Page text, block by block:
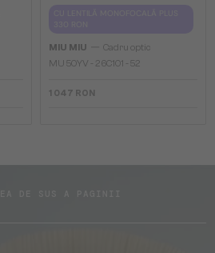
MIU MIU
Cadru optic
MU 50YV - 26C1O1 - 52
1 047 RON